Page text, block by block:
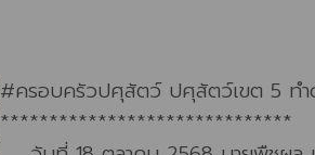
#ครอบครัวปศุสัตว์ ปศุสัตว์เขต 5 ทำ
******************************